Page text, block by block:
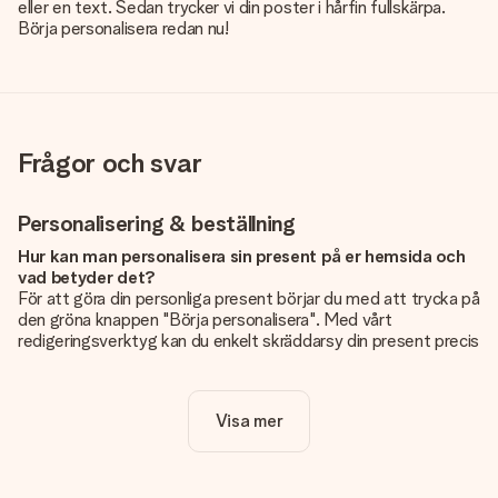
eller en text. Sedan trycker vi din poster i hårfin fullskärpa.
Börja personalisera redan nu!
Frågor och svar
Personalisering & beställning
Hur kan man personalisera sin present på er hemsida och
vad betyder det?
För att göra din personliga present börjar du med att trycka på
den gröna knappen "Börja personalisera". Med vårt
redigeringsverktyg kan du enkelt skräddarsy din present precis
Kostar det något extra att personalisera sin present?
Visa mer